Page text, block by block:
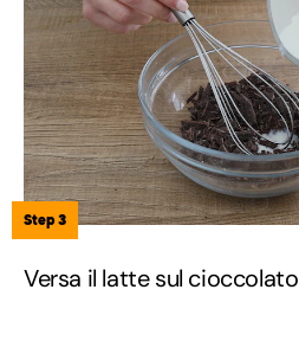
Step 3
Versa il latte sul cioccolato